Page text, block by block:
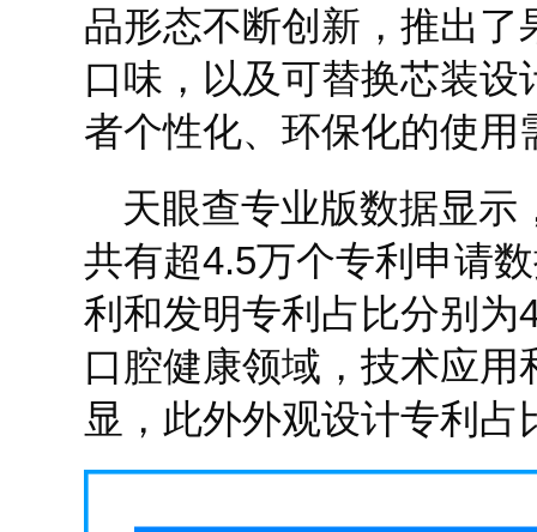
品形态不断创新，推出了
口味，以及可替换芯装
者个性化、环保化的使用
天眼查专业版数据显示
共有超4.5万个专利申请
利和发明专利占比分别为
口腔健康领域，技术应
显，此外外观设计专利占